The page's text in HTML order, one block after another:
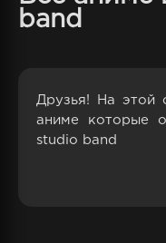
band
Друзья! На этой
аниме которые
studio band